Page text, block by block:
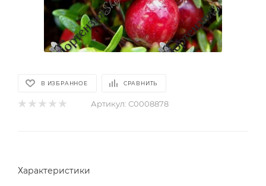
В ИЗБРАННОЕ СРАВНИТЬ
Артикул: С0008878
Характеристики